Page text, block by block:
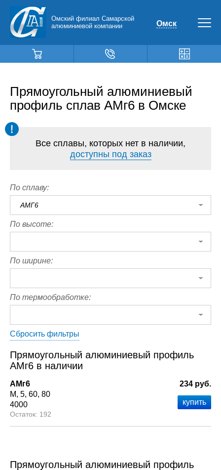
Омский филиал Самарской
алюминиевой компании
Омск
Прямоугольный алюминиевый
профиль сплав АМг6 в Омске
Все сплавы, которых нет в наличии,
доступны под заказ
По сплаву:
АМГ6
По высоте:
По ширине:
По термообработке:
Сбросить фильтры
Прямоугольный алюминиевый профиль
АМг6 в наличии
АМг6
М 5 60 80
4000
192
234 руб.
Прямоугольный алюминиевый профиль